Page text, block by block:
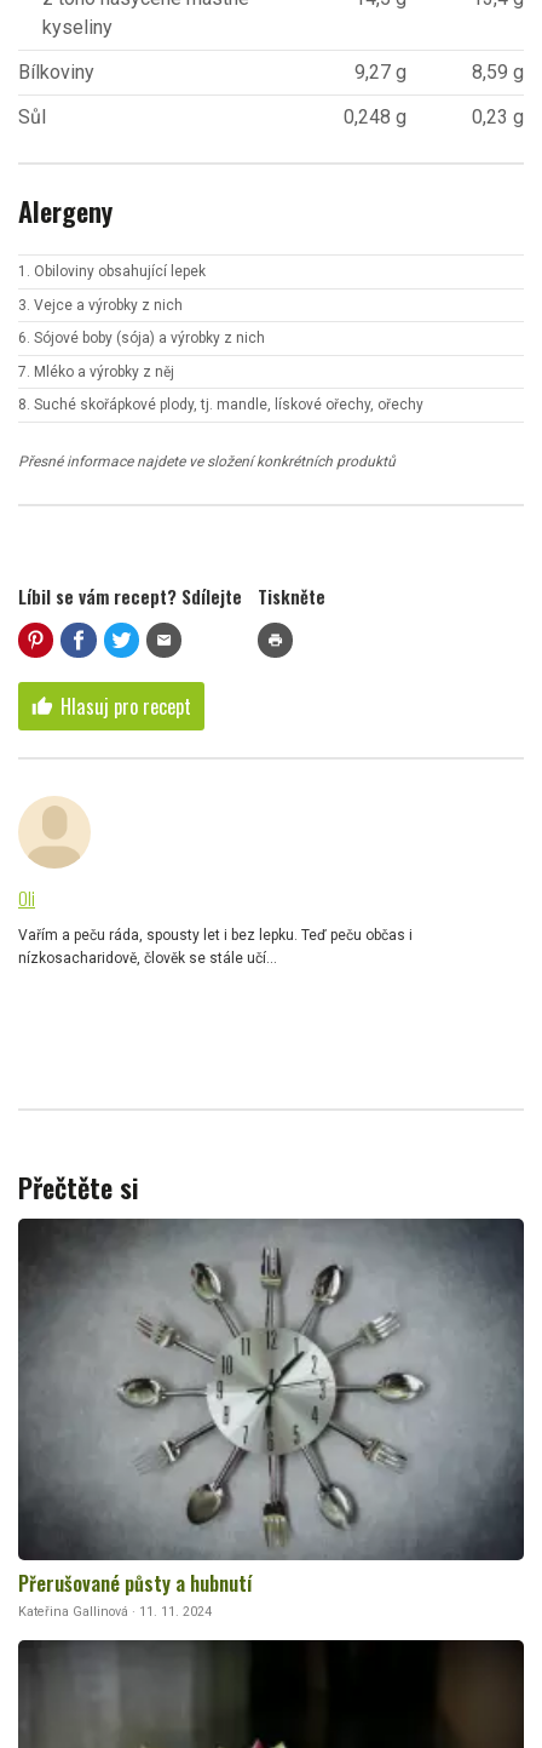
kyseliny
Bílkoviny 9,27 g
8,59 g
Sůl
0,248 g 0,23 g
Alergeny
1. Obiloviny obsahující lepek
3. Vejce a výrobky z nich
6. Sójové boby (sója) a výrobky z nich
7. Mléko a výrobky z něj
8. Suché skořápkové plody, tj. mandle, lískové ořechy, ořechy
Přesné informace najdete ve složení konkrétních produktů
Líbil se vám recept? Sdílejte
mail
Tiskněte
print
thumb_up Hlasuj pro recept
Oli
Vařím a peču ráda, spousty let i bez lepku. Teď peču občas i
nízkosacharidově, člověk se stále učí...
Přečtěte si
Přerušované půsty a hubnutí
Kateřina Gallinová · 11. 11. 2024